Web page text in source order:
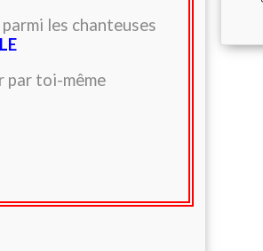
les chanteuses
par toi-même